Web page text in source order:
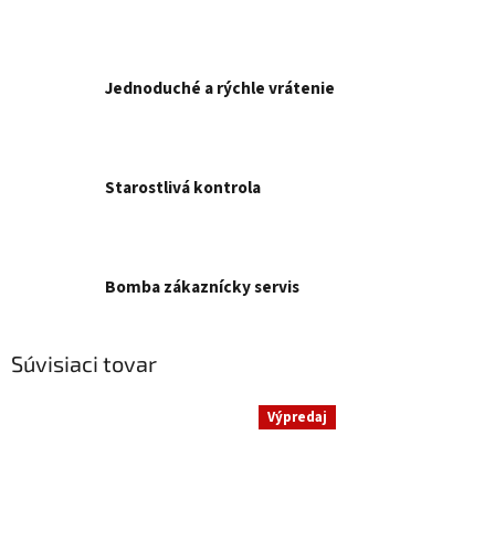
Jednoduché a rýchle vrátenie
Starostlivá kontrola
Bomba zákaznícky servis
Súvisiaci tovar
Výpredaj